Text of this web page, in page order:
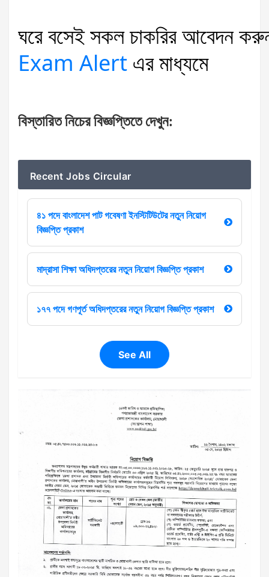
ঘরে বসেই সকল চাকরির আবেদন
Exam Alert এর মাধ্যমে
বিস্তারিতনিচেরবিজ্ঞপ্তিতে দেখুন:
Recent Jobs Circular
৪১ পদে বাংলাদেশ পাট গবেষণা ইনস্টিটিউটের নতুন নিয়োগ
বিজ্ঞপ্তি প্রকাশ
মাদ্রাসা শিক্ষা অধিদপ্তরের নতুন নিয়োগ বিজ্ঞপ্তি প্রকাশ
১৭৭ পদে গণপূর্ত অধিদপ্তরের নতুন নিয়োগ বিজ্ঞপ্তি প্রকাশ
See All